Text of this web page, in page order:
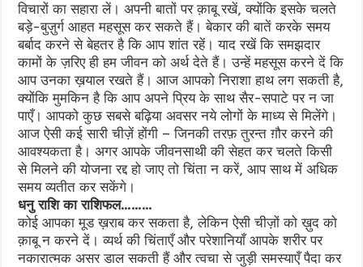
विचारों का सहारा लें। अपनी बातों पर क़ाबू रखें, क्योंकि इसके चलते
बड़े-बुज़ुर्ग आहत महसूस कर सकते हैं। बेकार की बातें करके समय
बर्बाद करने से बेहतर है कि आप शांत रहें। याद रखें कि समझदार
कामों के ज़रिए ही हम जीवन को अर्थ देते हैं। उन्हें महसूस करने दें कि
आप उनका ख़याल रखते हैं। आज आपको निराशा हाथ लग सकती है,
क्योंकि मुमकिन है कि आप अपने प्रिय के साथ सैर-सपाटे पर न जा
पाएँ। आपको कुछ सबसे बढ़िया अवसर नये लोगों के माध्य से मिलेंगे।
आज ऐसी कई सारी चीज़ें होंगी – जिनकी तरफ़ तुरन्त ग़ौर करने की
आवश्यकता है। अगर आपके जीवनसाथी की सेहत कर चलते किसी
से मिलने की योजना रद्द हो जाए तो चिंता न करें, आप साथ में अधिक
समय व्यतीत कर सकेंगे।
धनु राशि का राशिफल………
कोई आपका मूड ख़राब कर सकता है, लेकिन ऐसी चीज़ों को ख़ुद को
क़ाबू न करने दें। व्यर्थ की चिंताएँ और परेशानियाँ आपके शरीर पर
नकारात्मक असर डाल सकती हैं और त्वचा से जु‌ड़ी समस्याएँ पैदा कर